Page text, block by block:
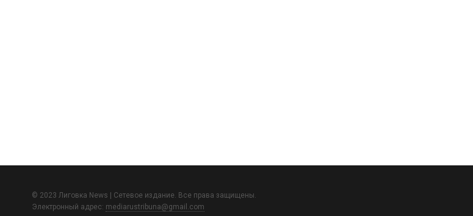
© 2023 Лиговка News | Сетевое издание. Все права защищены.
Электронный адрес: mediarustribuna@gmail.com